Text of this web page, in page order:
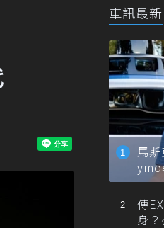
車訊最新
馬
ymo
自
傳
身